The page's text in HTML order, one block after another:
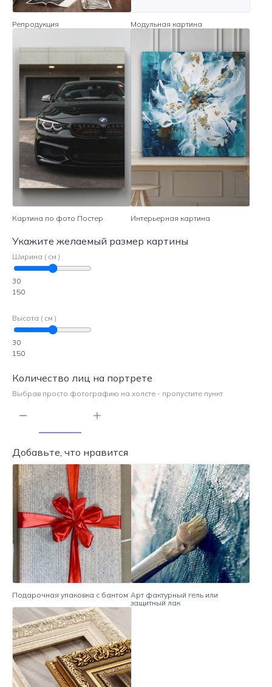
Репродукция Модульная картина
Картина по фото Постер Интерьерная картина
Укажите желаемый размер картины
Ширина ( см )
30
150
Высота ( см )
30
150
Количество лиц на портрете
Выбрав просто фотографию на холсте - пропустите пункт
Добавьте, что нравится
Подарочная упаковка с бантом Арт фактурный гель или
защитный лак